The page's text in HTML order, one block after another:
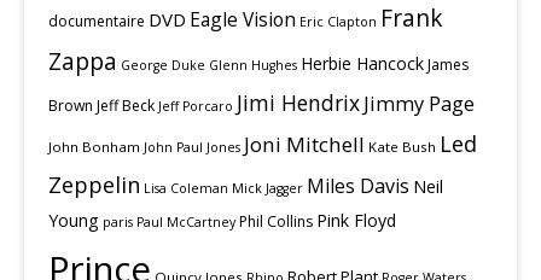
documentaire DVD Eagle Vision Eric Clapton Frank
Zappa George Duke Glenn Hughes Herbie HancockJames
Brown Jeff Beck Jeff Porcaro Jimi HendrixJimmy Page
John Bonham John Paul Jones Joni Mitchell Kate Bush Led
Zeppelin Lisa Coleman Mick Jagger Miles Davis Neil
Young paris Paul McCartney Phil Collins Pink Floyd
Prince